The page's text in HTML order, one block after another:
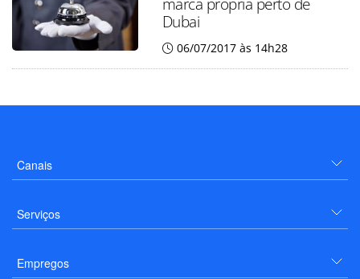
Dubai
06/07/2017 às 14h28
Canais
Serviços
Empregos